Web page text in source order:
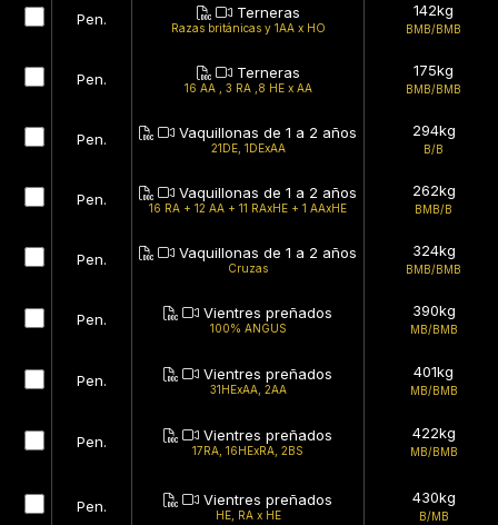
Pen. Terneras
Razas británicas y 1AA x HO
142kg
BMB/BMB
Pen. Terneras
16 AA , 3 RA ,8 HE x AA
175kg
BMB/BMB
Pen. Vaquillonas de 1 a 2 años
21DE, 1DExAA
294kg
B/B
Pen. Vaquillonas de 1 a 2 años
16 RA + 12 AA + 11 RAxHE + 1 AAxHE
262kg
BMB/B
Pen. Vaquillonas de 1 a 2 años
Cruzas
324kg
BMB/BMB
Pen. Vientres preñados
100% ANGUS
390kg
MB/BMB
Pen. Vientres preñados
31HExAA, 2AA
401kg
MB/BMB
Pen. Vientres preñados
17RA, 16HExRA, 2BS
422kg
MB/BMB
Pen. Vientres preñados
HE, RA x HE
430kg
B/MB